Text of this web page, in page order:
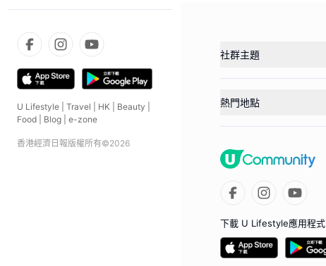
U Lifestyle Travel HK Beauty
Food
Blog e-zone
香港經濟日報版權所有©2026
社群主題
熱門地點
下載 U Lifestyle應用程式